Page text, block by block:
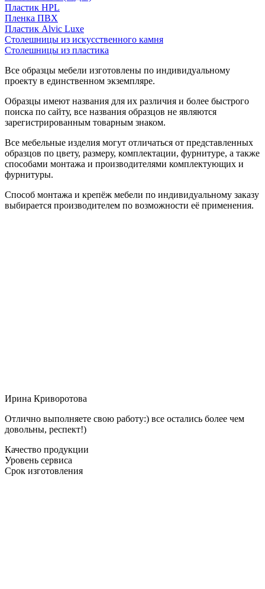
Пластик HPL
Пленка ПВХ
Пластик Alvic Luxe
Столешницы из искусственного камня
Столешницы из пластика
Все образцы мебели изготовлены по индивидуальному
проекту в единственном экземпляре.
Образцы имеют названия для их различия и более быстрого
поиска по сайту, все названия образцов не являются
зарегистрированным товарным знаком.
Все мебельные изделия могут отличаться от представленных
образцов по цвету, размеру, комплектации, фурнитуре, а также
способами монтажа и производителями комплектующих и
фурнитуры.
Способ монтажа и крепёж мебели по индивидуальному заказу
выбирается производителем по возможности её применения.
Ирина Криворотова
Отлично выполняете свою работу:) все остались более чем
довольны, респект!)
Качество продукции
Уровень сервиса
Срок изготовления